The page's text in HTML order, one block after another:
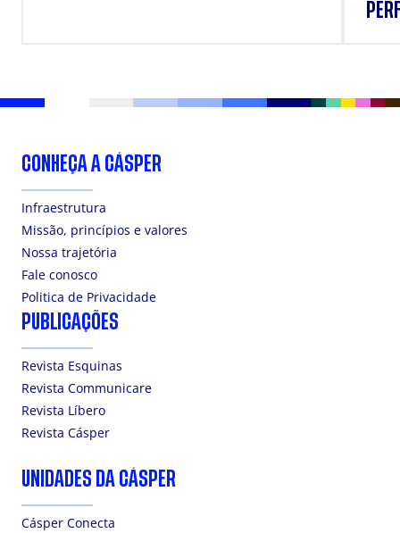
CONHEÇA A CÁSPER
Infraestrutura
Missão, princípios e valores
Nossa trajetória
Fale conosco
Politica de Privacidade
PUBLICAÇÕES
Revista Esquinas
Revista Communicare
Revista Líbero
Revista Cásper
UNIDADES DA CÁSPER
Cásper Conecta